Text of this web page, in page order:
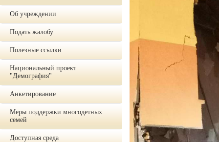
Об учреждении
Подать жалобу
Полезные ссылки
Национальный проект
"Демография"
Анкетирование
Меры поддержки многодетных
семей
Доступная среда